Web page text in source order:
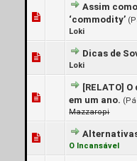
Assim
‘commodity’
Loki
0 Voto(s) - 0 de
12
Dicas de
Loki
1 Voto(s)
12
[RELATO] O
em um ano.
Mazzaropi
0 Voto(s) - 0 de
12
O Incansável
0 Voto(s) - 0 de
1 2